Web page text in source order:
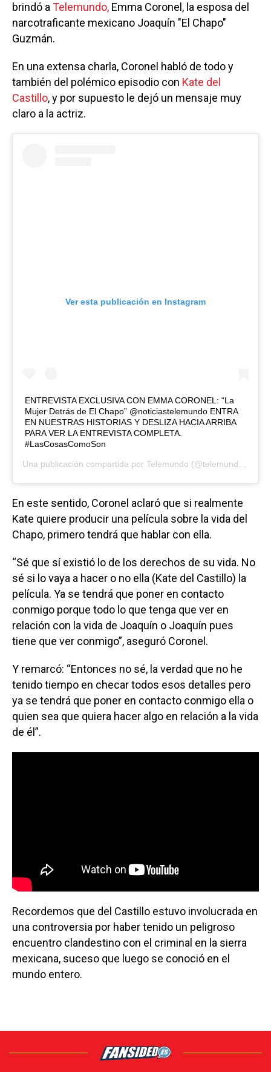
brindó a Telemundo, Emma Coronel, la esposa del
narcotraficante mexicano Joaquín "El Chapo"
Guzmán.
En una extensa charla, Coronel habló de todo y
también del polémico episodio con Kate del
Castillo, y por supuesto le dejó un mensaje muy
claro a la actriz.
Ver esta publicación en Instagram
ENTREVISTA EXCLUSIVA CON EMMA CORONEL: “La
Mujer Detrás de El Chapo” @noticiastelemundo ENTRA
EN NUESTRAS HISTORIAS Y DESLIZA HACIA ARRIBA
PARA VER LA ENTREVISTA COMPLETA.
#LasCosasComoSon
Una publicación compartida por Telemundo (@telemundo) el
En este sentido, Coronel aclaró que si realmente
Kate quiere producir una película sobre la vida del
Chapo, primero tendrá que hablar con ella.
“Sé que sí existió lo de los derechos de su vida. No
sé si lo vaya a hacer o no ella (Kate del Castillo) la
película. Ya se tendrá que poner en contacto
conmigo porque todo lo que tenga que ver en
relación con la vida de Joaquín o Joaquín pues
tiene que ver conmigo”, aseguró Coronel.
Y remarcó: “Entonces no sé, la verdad que no he
tenido tiempo en checar todos esos detalles pero
ya se tendrá que poner en contacto conmigo ella o
quien sea que quiera hacer algo en relación a la vida
de él”.
Recordemos que del Castillo estuvo involucrada en
una controversia por haber tenido un peligroso
encuentro clandestino con el criminal en la sierra
mexicana, suceso que luego se conoció en el
mundo entero.